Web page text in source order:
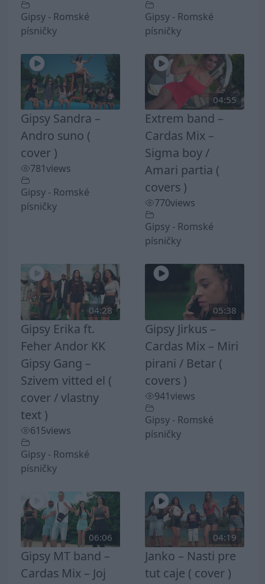
Gipsy - Romské
písničky
Gipsy - Romské
písničky
Gipsy Sandra –
Andro suno (
cover )
781views
Gipsy - Romské
písničky
04:55
Extrem band –
Cardas Mix –
Sigma boy /
Amari partia (
covers )
770views
Gipsy - Romské
písničky
04:28
Gipsy Erika ft.
Feher Andor KK
Gipsy Gang –
Szivem vitted el (
cover / vlastny
text )
615views
Gipsy - Romské
písničky
05:38
Gipsy Jirkus –
Cardas Mix – Miri
pirani / Betar (
covers )
941views
Gipsy - Romské
písničky
06:06
Gipsy MT band –
Cardas Mix – Joj
04:19
Janko – Nasti pre
tut caje ( cover )